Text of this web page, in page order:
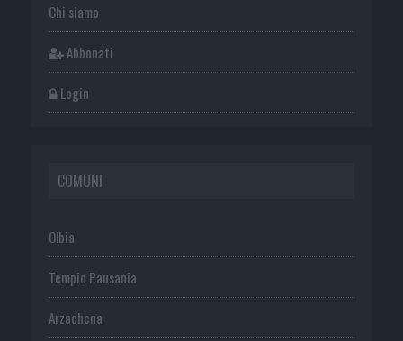
Chi siamo
Abbonati
Login
COMUNI
Olbia
Tempio Pausania
Arzachena